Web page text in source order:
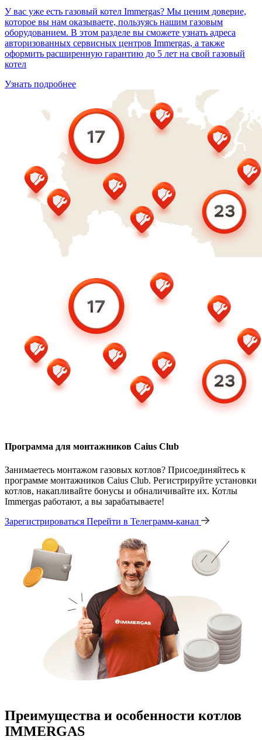
У вас уже есть газовый котел Immergas? Мы ценим доверие,
которое вы нам оказываете, пользуясь нашим газовым
оборудованием. В этом разделе вы сможете узнать адреса
авторизованных сервисных центров Immergas, а также
оформить расширенную гарантию до 5 лет на свой газовый
котел
Узнать подробнее
Программа для монтажников Caius Club
Занимаетесь монтажом газовых котлов? Присоединяйтесь к
программе монтажников Caius Club. Регистрируйте установки
котлов, накапливайте бонусы и обналичивайте их. Котлы
Immergas работают, а вы зарабатываете!
Зарегистрироваться Перейти в Телеграмм-канал
Преимущества и особенности котлов
IMMERGAS